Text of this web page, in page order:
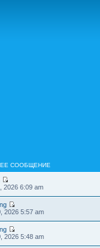
СООБЩЕНИЕ
2026 6:09 am
2026 5:57 am
2026 5:48 am